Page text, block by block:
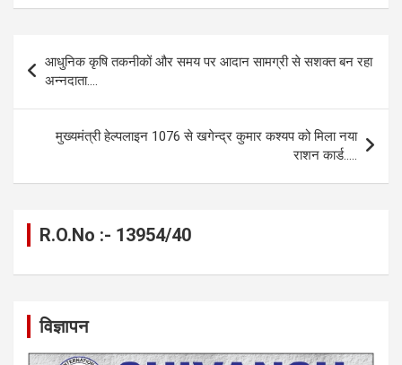
ce
b
o
o
k
se
n
g
er
at
s
A
p
p
e
a
m
ail py
Li
n
k
ar
navigation
आधुनिक कृषि तकनीकों और समय पर आदान सामग्री से सशक्त बन रहा
अन्नदाता….
मुख्यमंत्री हेल्पलाइन 1076 से खगेन्द्र कुमार कश्यप को मिला नया
राशन कार्ड…..
R.O.No :- 13954/40
विज्ञापन